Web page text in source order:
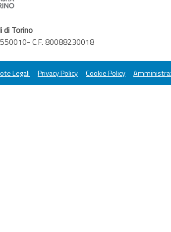
di Torino
C.F. 80088230018
Legali Privacy Policy Cookie Policy